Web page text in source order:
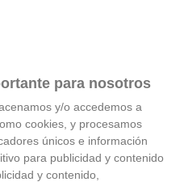
para nosotros
y/o accedemos a
cookies, y procesamos
únicos e información
para publicidad y contenido
y contenido,
visto caras donde no